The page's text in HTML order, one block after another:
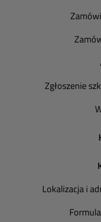
Zgłoszenie
Lokalizacja i